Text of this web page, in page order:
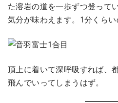
た溶岩の道を一歩ずつ登って
気分が味わえます。1分くらい
頂上に着いて深呼吸すれば、
飛んでいってしまうはず。